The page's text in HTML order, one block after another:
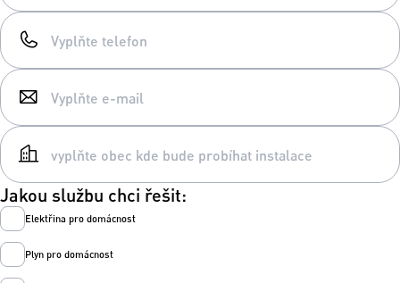
Jakou službu chci řešit:
Elektřina pro domácnost
Plyn pro domácnost